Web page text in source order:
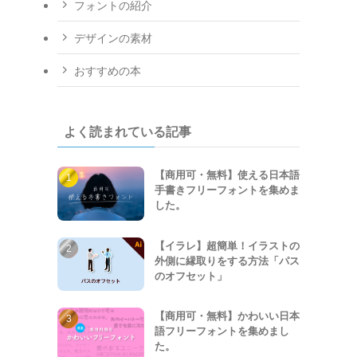
フォントの紹介
デザインの素材
おすすめの本
よく読まれている記事
【商用可・無料】使える日本語
手書きフリーフォントを集めま
した。
【イラレ】超簡単！イラストの
外側に縁取りをする方法「パス
のオフセット」
【商用可・無料】かわいい日本
語フリーフォントを集めまし
た。